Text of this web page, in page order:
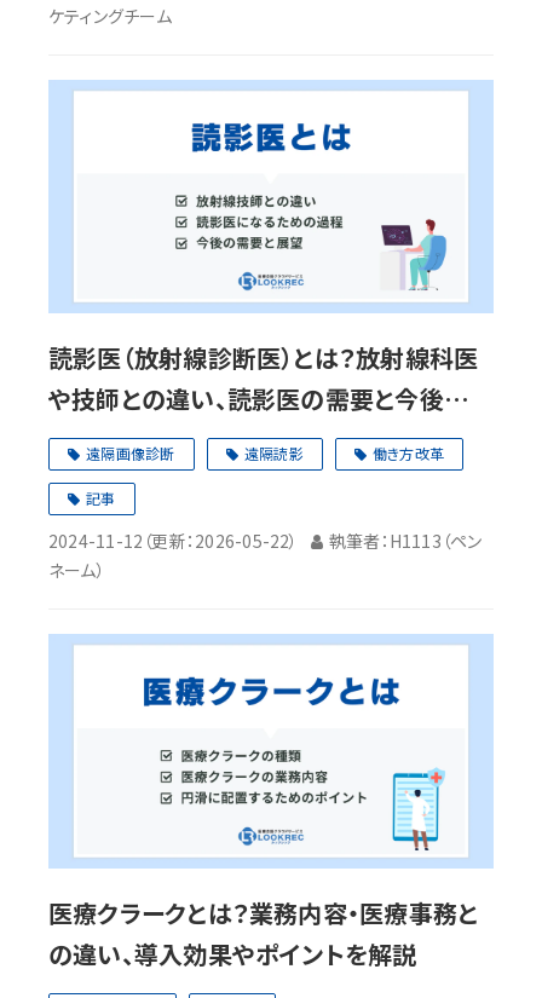
ケティングチーム
読影医（放射線診断医）とは？放射線科医
や技師との違い、読影医の需要と今後の展
望
遠隔画像診断 遠隔読影 働き方改革
記事
2024-11-12 （更新： 2026-05-22）
執筆者：H1113（ペン
ネーム）
医療クラークとは？業務内容・医療事務と
の違い、導入効果やポイントを解説